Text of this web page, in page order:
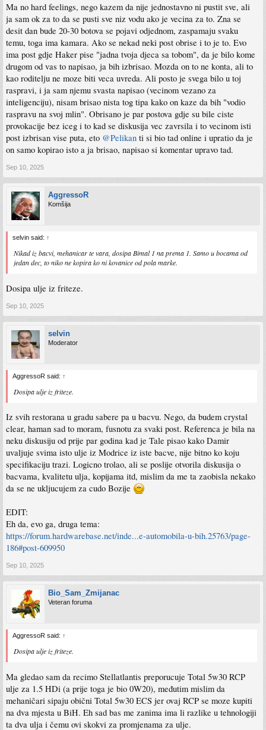
Ma no hard feelings, nego kazem da nije jednostavno ni pustit sve, ali
ja sam ok za to da se pusti sve niz vodu ako je vecina za to. Zna se
desit dan bude 20-30 botova se pojavi odjednom, zaspamaju svaku
temu, toga ima kamara. Ako se nekad neki post obrise i to je to. Evo
ima post gdje Haker pise "jadna tvoja djeca sa tobom", da je bilo kome
drugom od vas to napisao, ja bih izbrisao. Mozda on to ne konta, ali to
kao roditelju ne moze biti veca uvreda. Ali posto je svega bilo u toj
raspravi, i ja sam njemu svasta napisao (vecinom vezano za
inteligenciju), nisam brisao nista tog tipa kako on kaze da bih "vodio
raspravu na svoj mlin". Obrisano je par postova gdje su bile ciste
provokacije bez iceg i to kad se diskusija vec zavrsila i to vecinom isti
post izbrisan vise puta, eto @Pelikan ti si bio tad online i upratio da je
on samo kopirao isto a ja brisao, napisao si komentar upravo tad.
Sep 10, 2025
AggressoR
Komšija
selvin said: ↑
Nikad iz bacvi, mehanicar te vara, dosipa Bimal 1 na prema 1. Samo u bocama od
jedan dec, to niko ne kopira ko ni kovanice od pola marke.
Dosipa ulje iz friteze.
Sep 10, 2025
selvin
Moderator
AggressoR said: ↑
Dosipa ulje iz friteze.
Iz svih restorana u gradu sabere pa u bacvu. Nego, da budem crystal
clear, haman sad to moram, fusnotu za svaki post. Referenca je bila na
neku diskusiju od prije par godina kad je Tale pisao kako Damir
uvaljuje svima isto ulje iz Modrice iz iste bacve, nije bitno ko koju
specifikaciju trazi. Logicno trolao, ali se poslije otvorila diskusija o
bacvama, kvalitetu ulja, kopijama itd, mislim da me ta zaobisla nekako
da se ne ukljucujem za cudo Bozije
EDIT:
Eh da, evo ga, druga tema:
https://forum.hardwarebase.net/inde...e-automobila-u-bih.25763/page-
186#post-609950
Sep 10, 2025
Bio_Sam_Zmijanac
Veteran foruma
AggressoR said: ↑
Dosipa ulje iz friteze.
Ma gledao sam da recimo Stellatlantis preporucuje Total 5w30 RCP
ulje za 1.5 HDi (a prije toga je bio 0W20), međutim mislim da
mehaničari sipaju obični Total 5w30 ECS jer ovaj RCP se moze kupiti
na dva mjesta u BiH. Eh sad bas me zanima ima li razlike u tehnologiji
ta dva ulja i čemu ovi skokvi za promjenama za ulje.